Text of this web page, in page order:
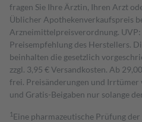
fragen Sie Ihre Ärztin, Ihren Arzt
Üblicher Apothekenverkaufspreis
Arzneimittelpreisverordnung.
Preisempfehlung des Herstellers.
beinhalten die gesetzlich
zzgl. 3,95 € Versandkosten. Ab
frei. Preisänderungen und Irrtümer
und Gratis-Beigaben nur solange
1 Eine pharmazeutische Prüfung